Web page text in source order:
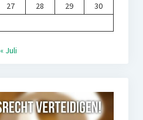
27 28 29
30
« Juli